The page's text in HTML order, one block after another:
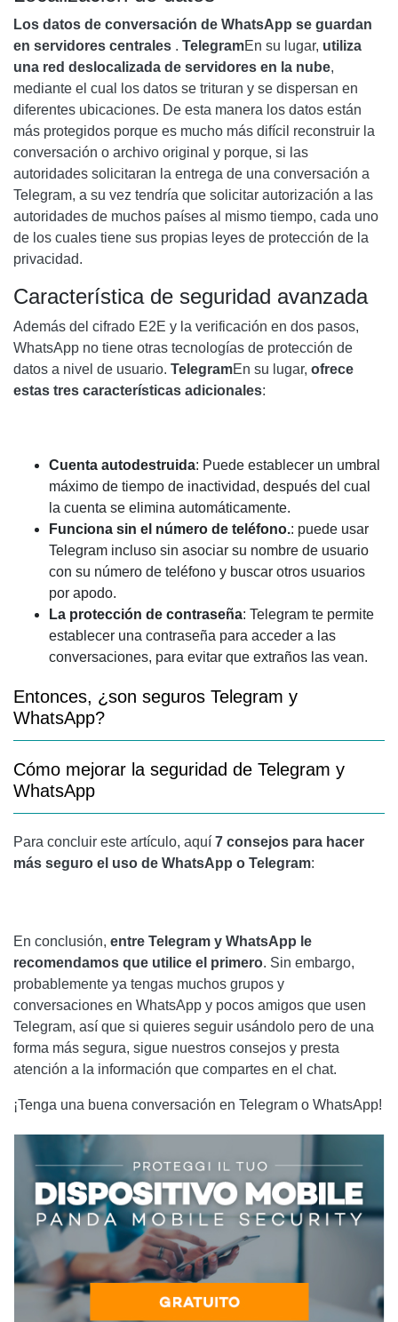
Los datos de conversación de WhatsApp se guardan
en servidores centrales . TelegramEn su lugar, utiliza
una red deslocalizada de servidores en la nube,
mediante el cual los datos se trituran y se dispersan en
diferentes ubicaciones. De esta manera los datos están
más protegidos porque es mucho más difícil reconstruir la
conversación o archivo original y porque, si las
autoridades solicitaran la entrega de una conversación a
Telegram, a su vez tendría que solicitar autorización a las
autoridades de muchos países al mismo tiempo, cada uno
de los cuales tiene sus propias leyes de protección de la
privacidad.
Característica de seguridad avanzada
Además del cifrado E2E y la verificación en dos pasos,
WhatsApp no ​​tiene otras tecnologías de protección de
datos a nivel de usuario. TelegramEn su lugar, ofrece
estas tres características adicionales:
Cuenta autodestruida: Puede establecer un umbral
máximo de tiempo de inactividad, después del cual
la cuenta se elimina automáticamente.
Funciona sin el número de teléfono.: puede usar
Telegram incluso sin asociar su nombre de usuario
con su número de teléfono y buscar otros usuarios
por apodo.
La protección de contraseña: Telegram te permite
establecer una contraseña para acceder a las
conversaciones, para evitar que extraños las vean.
Entonces, ¿son seguros Telegram y
WhatsApp?
Cómo mejorar la seguridad de Telegram y
WhatsApp
Para concluir este artículo, aquí 7 consejos para hacer
más seguro el uso de WhatsApp o Telegram:
En conclusión, entre Telegram y WhatsApp le
recomendamos que utilice el primero. Sin embargo,
probablemente ya tengas muchos grupos y
conversaciones en WhatsApp y pocos amigos que usen
Telegram, así que si quieres seguir usándolo pero de una
forma más segura, sigue nuestros consejos y presta
atención a la información que compartes en el chat.
¡Tenga una buena conversación en Telegram o WhatsApp!